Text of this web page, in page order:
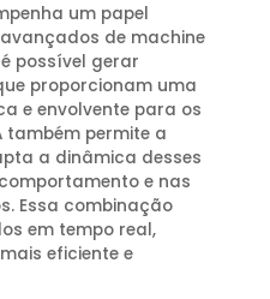
um papel
de machine
possível gerar
proporcionam uma
e envolvente para os
também permite a
a dinâmica desses
e nas
Essa combinação
em tempo real,
eficiente e